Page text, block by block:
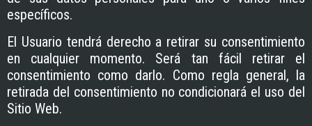
específicos.
El Usuario tendrá derecho a retirar su consentimiento
en cualquier momento. Será tan fácil retirar el
consentimiento como darlo. Como regla general, la
retirada del consentimiento no condicionará el uso del
Sitio Web.